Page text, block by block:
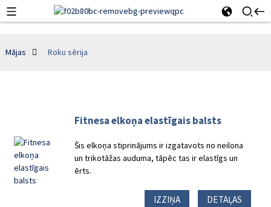
Mājas Roku sērija
Fitnesa elkoņa elastīgais balsts
Šis elkoņa stiprinājums ir izgatavots no neilona
un trikotāžas auduma, tāpēc tas ir elastīgs un
ērts.
IZZIŅA DETAĻAS